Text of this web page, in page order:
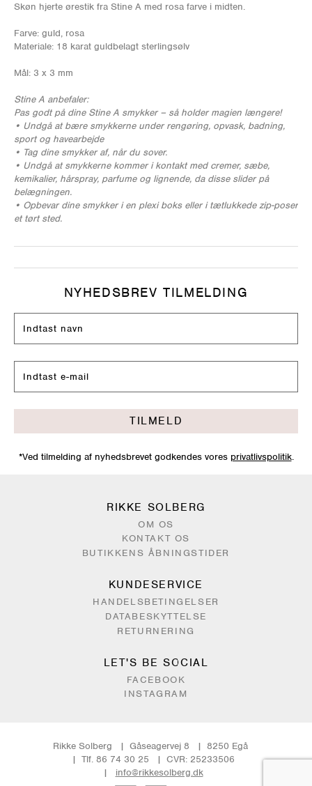
Skøn hjerte ørestik fra Stine A med rosa farve i midten.
Farve: guld, rosa
Materiale: 18 karat guldbelagt sterlingsølv
Mål: 3 x 3 mm
Stine A anbefaler:
Pas godt på dine Stine A smykker – så holder magien længere!
• Undgå at bære smykkerne under rengøring, opvask, badning,
sport og havearbejde
• Tag dine smykker af, når du sover.
• Undgå at smykkerne kommer i kontakt med cremer, sæbe,
kemikalier, hårspray, parfume og lignende, da disse slider på
belægningen.
• Opbevar dine smykker i en plexi boks eller i tætlukkede zip-poser
et tørt sted.
NYHEDSBREV TILMELDING
TILMELD
*Ved tilmelding af nyhedsbrevet godkendes vores privatlivspolitik.
RIKKE SOLBERG
OM OS
KONTAKT OS
BUTIKKENS ÅBNINGSTIDER
KUNDESERVICE
HANDELSBETINGELSER
DATABESKYTTELSE
RETURNERING
LET'S BE SOCIAL
FACEBOOK
INSTAGRAM
Rikke Solberg Gåseagervej 8
8250 Egå
Tlf. 86 74 30 25
CVR: 25233506
info@rikkesolberg.dk